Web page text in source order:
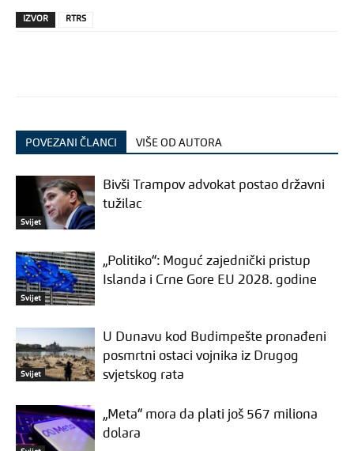
IZVOR RTRS
POVEZANI ČLANCI VIŠE OD AUTORA
Svijet
Bivši Trampov advokat postao državni
tužilac
Svijet
„Politiko“: Moguć zajednički pristup
Islanda i Crne Gore EU 2028. godine
Svijet
U Dunavu kod Budimpešte pronađeni
posmrtni ostaci vojnika iz Drugog
svjetskog rata
„Meta“ mora da plati još 567 miliona
dolara